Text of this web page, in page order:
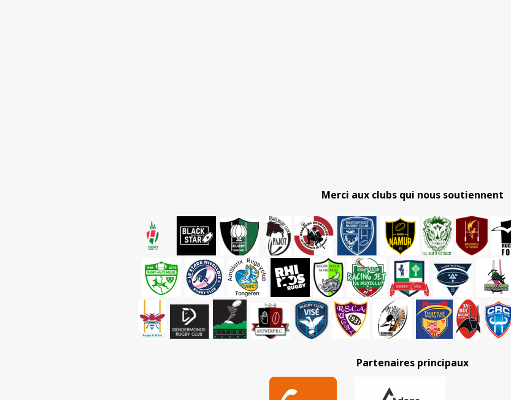
Merci aux clubs qui nous soutiennent
Partenaires principaux